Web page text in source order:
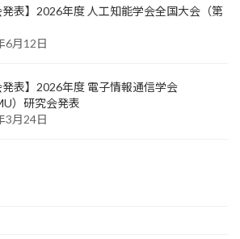
発表】2026年度 人工知能学会全国大会（第
6月12日
発表】2026年度 電子情報通信学会
）研究会発表
3月24日